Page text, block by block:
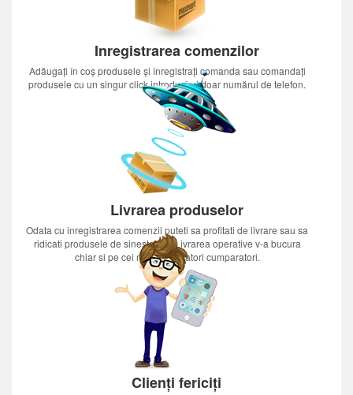
Inregistrarea comenzilor
Adăugați în coș produsele și înregistrați comanda sau comandați
produsele cu un singur click introducînd doar numărul de telefon.
Livrarea produselor
Odata cu inregistrarea comenzii puteti sa profitati de livrare sau sa
ridicati produsele de sinestatator.Livrarea operative v-a bucura
chiar si pe cei mai nerabdatori cumparatori.
Clienți fericiți